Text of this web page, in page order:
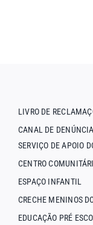
LIVRO DE
CANAL DE
SERVIÇO DE APOIO
CENTRO
ESPAÇO INFANTIL
CRECHE MENINOS
EDUCAÇÃO PRÉ